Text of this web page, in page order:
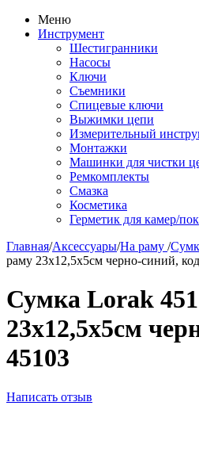
Меню
Инструмент
Шестигранники
Насосы
Ключи
Съемники
Спицевые ключи
Выжимки цепи
Измерительный
Монтажки
Машинки для чистки
Ремкомплекты
Смазка
Косметика
Герметик для камер/
Главная/Аксессуары/На раму /
раму 23х12,5х5см черно-синий,
Сумка Lorak
23х12,5х5см
45103
Написать отзыв